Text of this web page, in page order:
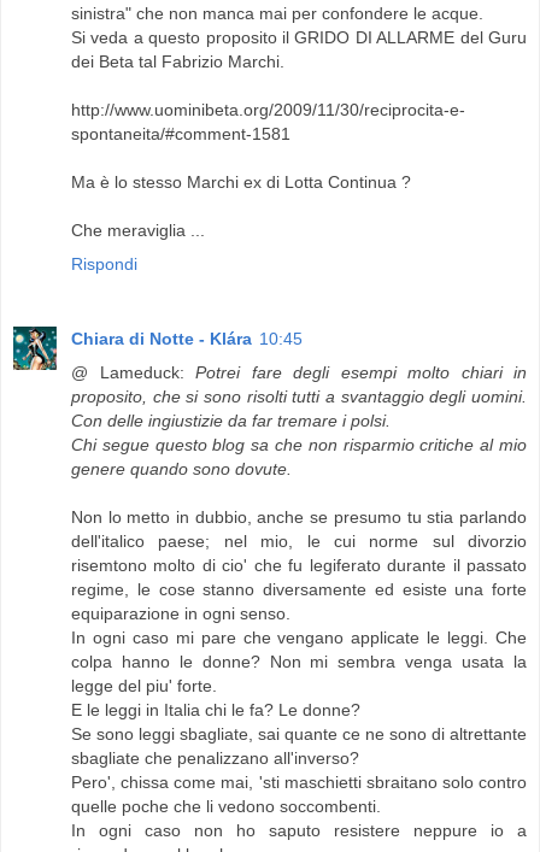
sinistra" che non manca mai per confondere le acque.
Si veda a questo proposito il GRIDO DI ALLARME del Guru
dei Beta tal Fabrizio Marchi.
http://www.uominibeta.org/2009/11/30/reciprocita-e-
spontaneita/#comment-1581
Ma è lo stesso Marchi ex di Lotta Continua ?
Che meraviglia ...
Rispondi
Chiara di Notte - Klára 10:45
@ Lameduck: Potrei fare degli esempi molto chiari in
proposito, che si sono risolti tutti a svantaggio degli uomini.
Con delle ingiustizie da far tremare i polsi.
Chi segue questo blog sa che non risparmio critiche al mio
genere quando sono dovute.
Non lo metto in dubbio, anche se presumo tu stia parlando
dell'italico paese; nel mio, le cui norme sul divorzio
risemtono molto di cio' che fu legiferato durante il passato
regime, le cose stanno diversamente ed esiste una forte
equiparazione in ogni senso.
In ogni caso mi pare che vengano applicate le leggi. Che
colpa hanno le donne? Non mi sembra venga usata la
legge del piu' forte.
E le leggi in Italia chi le fa? Le donne?
Se sono leggi sbagliate, sai quante ce ne sono di altrettante
sbagliate che penalizzano all'inverso?
Pero', chissa come mai, 'sti maschietti sbraitano solo contro
quelle poche che li vedono soccombenti.
In ogni caso non ho saputo resistere neppure io a